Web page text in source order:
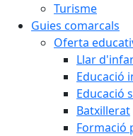
Turisme
Guies comarcals
Oferta
Llar
Educació
Educació
Batxillerat
Formació